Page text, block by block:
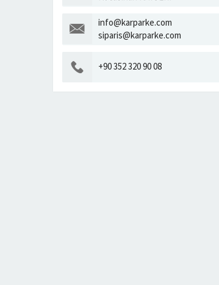
info@karparke.com
siparis@karparke.com
+90 352 320 90 08